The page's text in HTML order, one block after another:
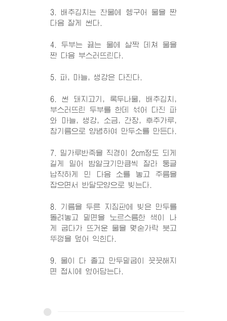
3. 배추김치는 찬물에 헹구어 물을 짠
다음 잘게 썬다.
4. 두부는 끓는 물에 살짝 데쳐 물을
짠 다음 부스러뜨린다.
5. 파, 마늘, 생강은 다진다.
6. 썬 돼지고기, 록두나물, 배추김치,
부스러뜨린 두부를 한데 섞어 다진 파
와 마늘, 생강, 소금, 간장, 후추가루,
참기름으로 양념하여 만두소를 만든다.
7. 밀가루반죽을 직경이 2cm정도 되게
길게 밀어 밤알크기만큼씩 잘라 둥글
납작하게 민 다음 소를 놓고 주름을
잡으면서 반달모양으로 빚는다.
8. 기름을 두른 지짐판에 빚은 만두를
돌려놓고 밑면을 노르스름한 색이 나
게 굽다가 뜨거운 물을 몇숟가락 붓고
뚜껑을 덮어 익힌다.
9. 물이 다 졸고 만두밑굽이 꼿꼿해지
면 접시에 엎어담는다.